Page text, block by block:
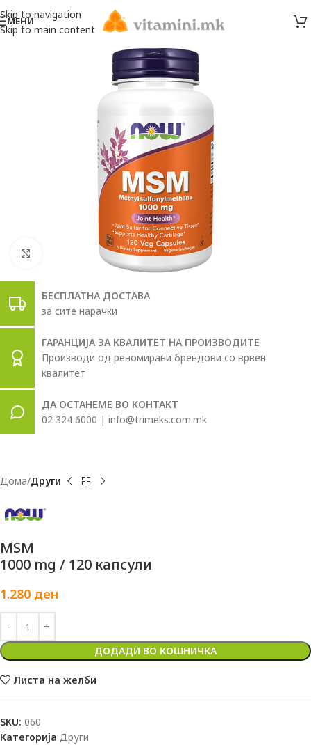
Skip to navigation
Skip to main content
МЕНИ
Click to enlarge
БЕСПЛАТНА ДОСТАВА
за сите нарачки
ГАРАНЦИЈА ЗА КВАЛИТЕТ НА ПРОИЗВОДИТЕ
Производи од реномирани брендови со врвен
квалитет
ДА ОСТАНЕМЕ ВО КОНТАКТ
02 324 6000 | info@trimeks.com.mk
Дома Други
MSM
1000 mg / 120 капсули
1.280 ден
ДОДАДИ ВО КОШНИЧКА
Листа на желби
SKU: 060
Категорија Други